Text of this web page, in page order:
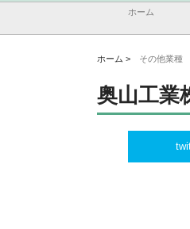
ホーム
ホーム > その他業種
奥山工業